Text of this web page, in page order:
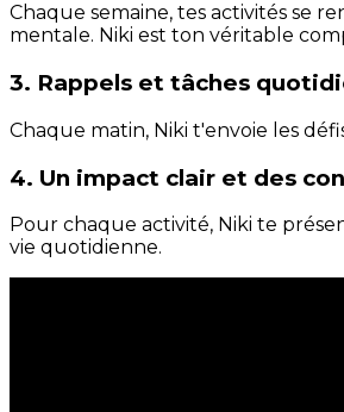
Chaque semaine, tes activités se
mentale. Niki est ton véritable
3. Rappels et tâches
Chaque matin, Niki t'envoie les
4. Un impact clair et des
Pour chaque activité, Niki te
vie quotidienne.